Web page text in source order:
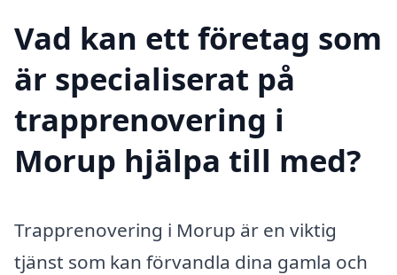
Vad kan ett företag som
är specialiserat på
trapprenovering i
Morup hjälpa till med?
Trapprenovering i Morup är en viktig
tjänst som kan förvandla dina gamla och